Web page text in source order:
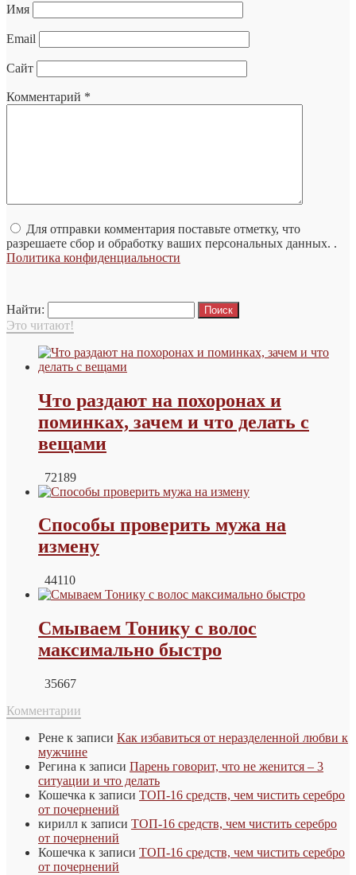
Имя
Email
Сайт
Комментарий *
Для отправки комментария поставьте отметку, что
разрешаете сбор и обработку ваших персональных данных. .
Политика конфиденциальности
Найти:
Это читают!
Что раздают на похоронах и
поминках, зачем и что делать с
вещами
72189
Способы проверить мужа на
измену
44110
Смываем Тонику с волос
максимально быстро
35667
Комментарии
Рене к записи Как избавиться от неразделенной любви к
мужчине
Регина к записи Парень говорит, что не женится – 3
ситуации и что делать
Кошечка к записи ТОП-16 средств, чем чистить серебро
от почернений
кирилл к записи ТОП-16 средств, чем чистить серебро
от почернений
Кошечка к записи ТОП-16 средств, чем чистить серебро
от почернений